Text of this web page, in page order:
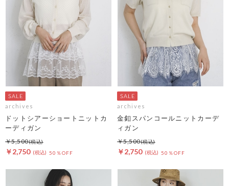
archives
ドットシアーショートニットカ
ーディガン
￥2,750 50％OFF
￥5,500
archives
金釦スパンコールニットカーデ
ィガン
￥2,750 50％OFF
￥5,500